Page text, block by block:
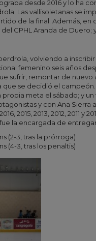
desde 2016 y lo ha
Las vallisoletanas se
de la final. Además, en
CPHL Aranda de Duero;
volviendo a
femenino seis años
sufrir, remontar de nuevo
que se decidió el
meta el sábado; y
y con Ana Sierra
2015, 2013, 2012, 2011 y
la encargada de
(2-3, tras la prórroga)
(4-3, tras los penaltis)